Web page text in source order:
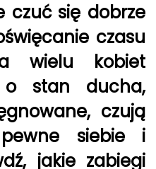
czuć się dobrze
czasu
wielu kobiet
stan ducha,
czują
siebie i
jakie zabiegi